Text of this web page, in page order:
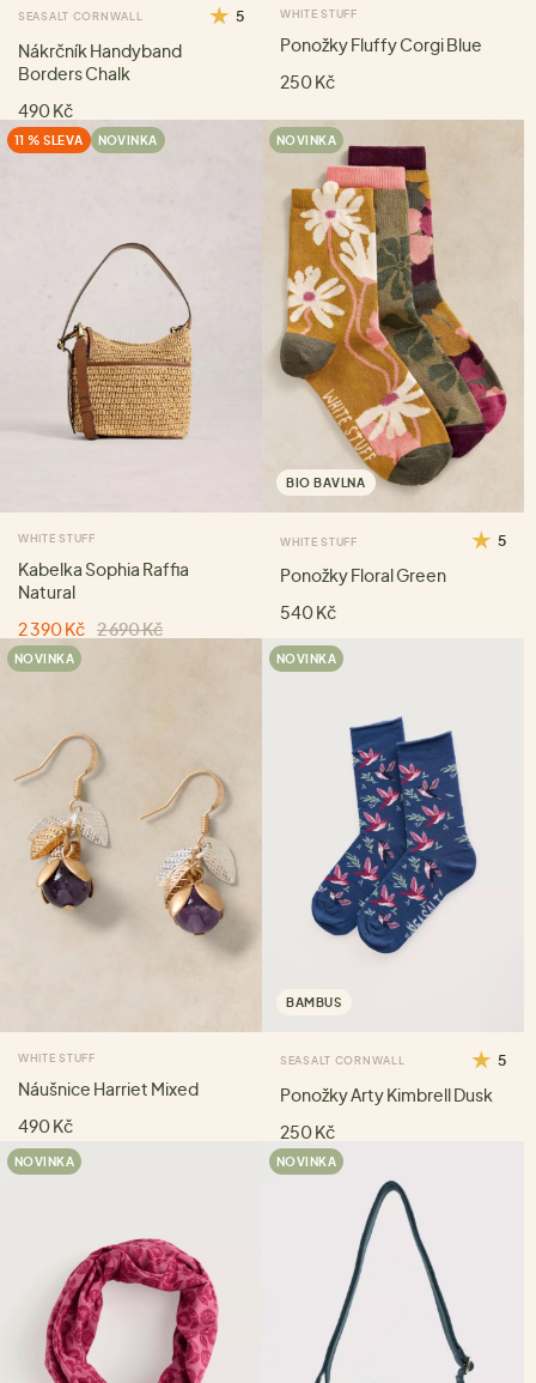
SEASALT CORNWALL 5
Nákrčník Handyband
Borders Chalk
490 Kč
WHITE STUFF
Ponožky Fluffy Corgi Blue
250 Kč
11 % SLEVA NOVINKA
WHITE STUFF
Kabelka Sophia Raffia
Natural
2 390 Kč 2 690 Kč
NOVINKA
BIO BAVLNA
WHITE STUFF 5
Ponožky Floral Green
540 Kč
NOVINKA
WHITE STUFF
Náušnice Harriet Mixed
490 Kč
NOVINKA
BAMBUS
SEASALT CORNWALL 5
Ponožky Arty Kimbrell Dusk
250 Kč
NOVINKA NOVINKA